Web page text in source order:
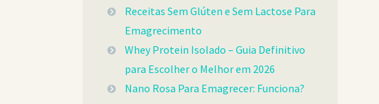
Receitas Sem Glúten e Sem Lactose Para
Emagrecimento
Whey Protein Isolado – Guia Definitivo
para Escolher o Melhor em 2026
Nano Rosa Para Emagrecer: Funciona?